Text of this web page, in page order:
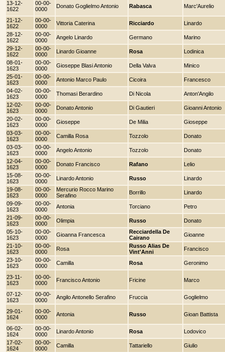
13-12-
1622
00-00-
0000
Donato Goglielmo Antonio Rabasca Marc'Aurelio
21-12-
1622
00-00-
0000
Vittoria Caterina Ricciardo
Linardo
28-12-
1622
00-00-
0000
Angelo Linardo Germano
Marino
29-12-
1622
00-00-
0000
Linardo Gioanne Rosa
Lodinica
08-01-
1623
00-00-
0000
Gioseppe Blasi Antonio Della Valva
Minico
25-01-
1623
00-00-
0000
Antonio Marco Paulo Cicoira
Francesco
04-02-
1623
00-00-
0000
Thomasi Berardino Di Nicola
Anton'Angilo
12-02-
1623
00-00-
0000
Donato Antonio Di Gautieri
Gioanni Antonio
20-02-
1623
00-00-
0000
Gioseppe De Milia
Gioseppe
03-03-
1623
00-00-
0000
Camilla Rosa Tozzolo
Donato
03-03-
1623
00-00-
0000
Angelo Antonio Tozzolo
Donato
12-04-
1623
00-00-
0000
Donato Francisco Rafano
Lelio
15-08-
1623
00-00-
0000
Linardo Antonio Russo
Linardo
19-08-
1623
00-00-
0000
Mercurio Rocco Marino
Serafino
Borrillo
Linardo
09-09-
1623
00-00-
0000
Antonia Torciano
Petro
21-09-
1623
00-00-
0000
Olimpia Russo
Donato
05-10-
1623
00-00-
0000
Gioanna Francesca
Recciardella De
Cairano
Gioanne
21-10-
1623
00-00-
0000
Rosa
Russo Alias De
Vint'Anni
Francisco
23-10-
1623
00-00-
0000
Camilla Rosa Geronimo
23-11-
1623
00-00-
0000
Francisco Antonio Fricine Marco
07-12-
1623
00-00-
0000
Angilo Antonello Serafino Fruccia Goglielmo
29-01-
1624
00-00-
0000
Antonia Russo Gioan Battista
06-02-
1624
00-00-
0000
Linardo Antonio Rosa
Lodovico
17-02-
1624
00-00-
0000
Camilla Tattariello
Giulio